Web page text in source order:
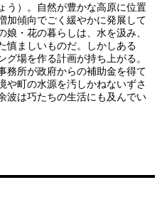
）。自然が豊かな高原に位置
加傾向でごく緩やかに発展して
・花の暮らしは、水を汲み、
慎ましいものだ。しかしある
場を作る計画が持ち上がる。
務所が政府からの補助金を得て
や町の水源を汚しかねないずさ
波は巧たちの生活にも及んでい